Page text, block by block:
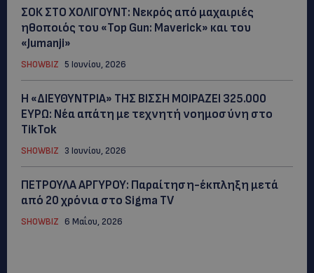
ΣΟΚ ΣΤΟ ΧΟΛΙΓΟΥΝΤ: Νεκρός από μαχαιριές
ηθοποιός του «Top Gun: Maverick» και του
«Jumanji»
SHOWBIZ 5 Ιουνίου, 2026
Η «ΔΙΕΥΘΥΝΤΡΙΑ» ΤΗΣ ΒΙΣΣΗ ΜΟΙΡΑΖΕΙ 325.000
ΕΥΡΩ: Νέα απάτη με τεχνητή νοημοσύνη στο
TikTok
SHOWBIZ 3 Ιουνίου, 2026
ΠΕΤΡΟΥΛΑ ΑΡΓΥΡΟΥ: Παραίτηση-έκπληξη μετά
από 20 χρόνια στο Sigma TV
SHOWBIZ 6 Μαΐου, 2026